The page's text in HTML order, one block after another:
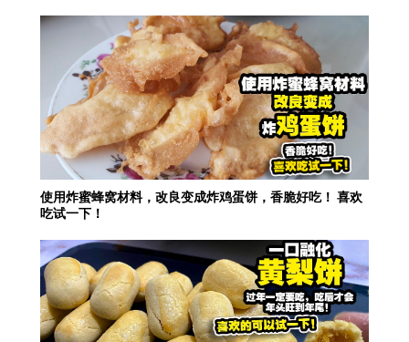
使用炸蜜蜂窝材料，改良变成炸鸡蛋饼，香脆好吃！ 喜欢
吃试一下！